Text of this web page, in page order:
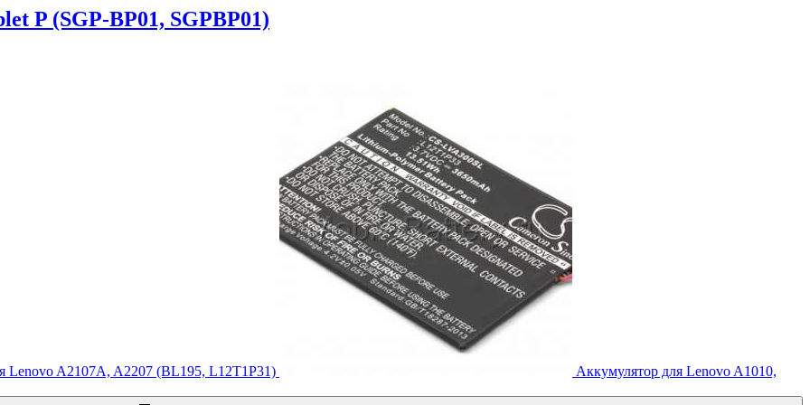
P (SGP-BP01, SGPBP01)
Lenovo A2107A, A2207 (BL195, L12T1P31)
Аккумулятор для Lenovo A1010,